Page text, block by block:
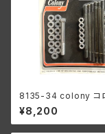
8135-34 colony コ
ドミメッキ ファスナー
ケース キット ハーレー
ソン
¥8,200